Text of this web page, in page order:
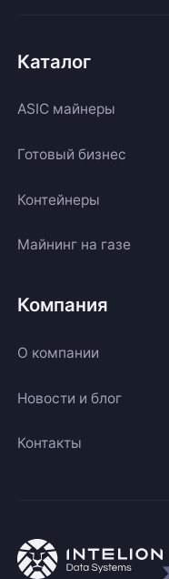
Каталог
ASIC майнеры
Готовый бизнес
Контейнеры
Майнинг на газе
Компания
О компании
Новости и блог
Контакты